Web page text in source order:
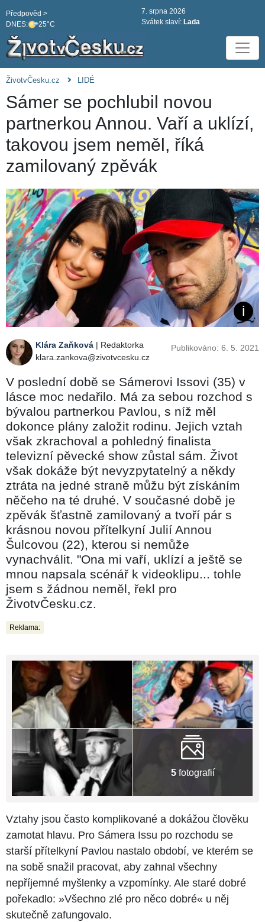
DNES: 25°C
Předpověd >
7. srpna 2026
Svátek slaví: Lada
ŽivotvČesku.cz LIDÉ
Sámer se pochlubil novou
partnerkou Annou. Vaří a uklízí,
takovou jsem neměl, říká
zamilovaný zpěvák
Klára Zaňková | Redaktorka
klara.zankova@zivotvcesku.cz
Publikováno: 6. 5. 2021
V poslední době se Sámerovi Issovi (35) v
lásce moc nedařilo. Má za sebou rozchod s
bývalou partnerkou Pavlou, s níž měl
dokonce plány založit rodinu. Jejich vztah
však zkrachoval a pohledný finalista
televizní pěvecké show zůstal sám. Život
však dokáže být nevyzpytatelný a někdy
ztráta na jedné straně můžu být získáním
něčeho na té druhé. V současné době je
zpěvák šťastně zamilovaný a tvoří pár s
krásnou novou přítelkyní Julií Annou
Šulcovou (22), kterou si nemůže
vynachválit. "Ona mi vaří, uklízí a ještě se
mnou napsala scénář k videoklipu... tohle
jsem s žádnou neměl, řekl pro
ŽivotvČesku.cz.
Reklama:
5fotografií
Vztahy jsou často komplikované a dokážou člověku
zamotat hlavu. Pro Sámera Issu po rozchodu se
starší přítelkyní Pavlou nastalo období, ve kterém se
na sobě snažil pracovat, aby zahnal všechny
nepříjemné myšlenky a vzpomínky. Ale staré dobré
pořekadlo: »Všechno zlé pro něco dobré« u něj
skutečně zafungovalo.